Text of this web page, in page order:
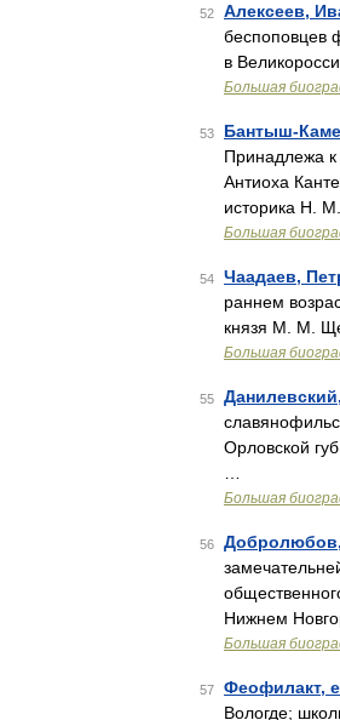
52 Алексеев,
беспоповцев
в
Большая
53 Бантыш-
Принадлежа к
Антиоха
историка Н.
Большая
54 Чаадаев,
раннем
князя М. М.
Большая
55
Орловской
Большая
56
Нижнем
Большая
57 Феофилакт,
Вологде;